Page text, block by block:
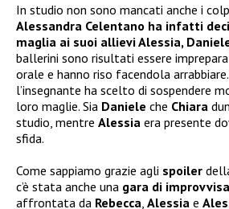
In studio non sono mancati anche i
Alessandra Celentano ha infatti
maglia ai suoi allievi Alessia,
ballerini sono risultati essere
orale e hanno riso facendola
l’insegnante ha scelto di sospendere
loro maglie. Sia Daniele che Chiara
studio, mentre Alessia era presente
sfida.
Come sappiamo grazie agli spoiler
c’è stata anche una gara di
affrontata da Rebecca Alessia e